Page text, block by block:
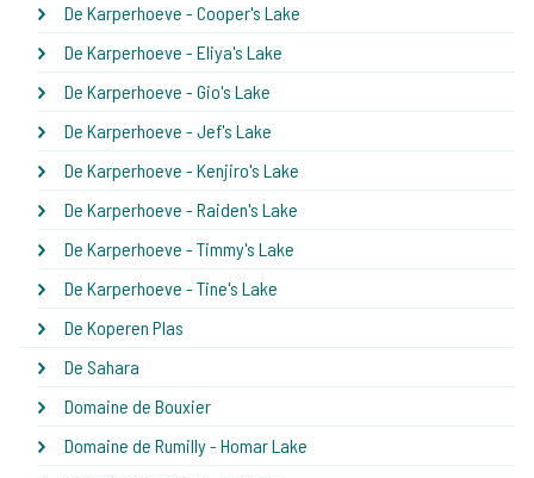
De Karperhoeve - Cooper's Lake
De Karperhoeve - Eliya's Lake
De Karperhoeve - Gio's Lake
De Karperhoeve - Jef's Lake
De Karperhoeve - Kenjiro's Lake
De Karperhoeve - Raiden's Lake
De Karperhoeve - Timmy's Lake
De Karperhoeve - Tine's Lake
De Koperen Plas
De Sahara
Domaine de Bouxier
Domaine de Rumilly - Homar Lake